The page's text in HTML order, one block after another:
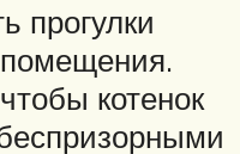
прогулки
котенок